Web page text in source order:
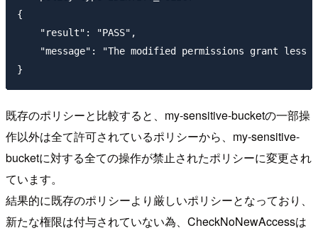
{
    "result": "PASS",
"message": "The modified permissions grant less
既存のポリシーと比較すると、my-sensitive-bucketの一部操
作以外は全て許可されているポリシーから、my-sensitive-
bucketに対する全ての操作が禁止されたポリシーに変更され
ています。
結果的に既存のポリシーより厳しいポリシーとなっており、
新たな権限は付与されていない為、CheckNoNewAccessは